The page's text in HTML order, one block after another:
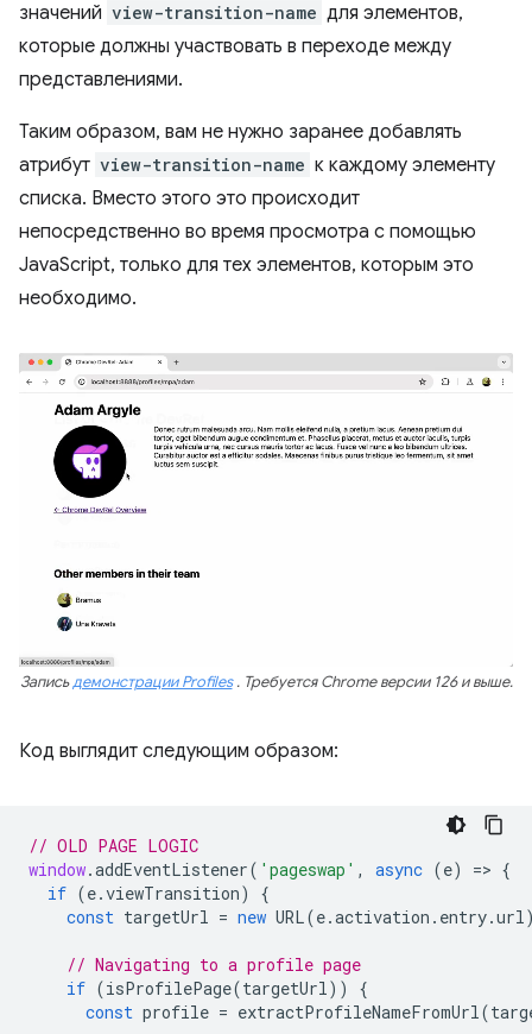
значений view-transition-name для элементов,
которые должны участвовать в переходе между
представлениями.
Таким образом, вам не нужно заранее добавлять
атрибут view-transition-name к каждому элементу
списка. Вместо этого это происходит
непосредственно во время просмотра с помощью
JavaScript, только для тех элементов, которым это
необходимо.
Записьдемонстрации Profiles. Требуется Chrome версии 126 и выше.
Код выглядит следующим образом:
// OLD PAGE LOGIC
window.addEventListener( 'pageswap' , async (e) => {
if (e.viewTransition)
{
const targetUrl = new URL(e.activation . entry.url
// Navigating to a profile page
if (isProfilePage(targetUrl ))
{
const profile = extractProfileNameFromUrl (